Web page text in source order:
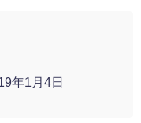
年1月4日